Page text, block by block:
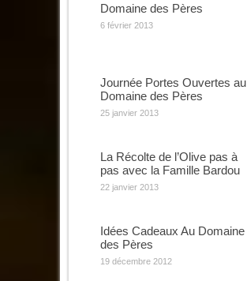
Domaine des Pères
6 février 2013
Journée Portes Ouvertes au
Domaine des Pères
25 janvier 2013
La Récolte de l’Olive pas à
pas avec la Famille Bardou
22 janvier 2013
Idées Cadeaux Au Domaine
des Pères
19 décembre 2012